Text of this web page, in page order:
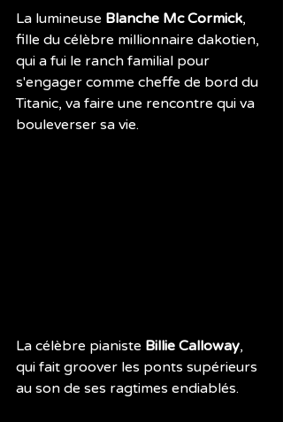
La lumineuse Blanche Mc Cormick,
fille du célèbre millionnaire dakotien,
qui a fui le ranch familial pour
s'engager comme cheffe de bord du
Titanic, va faire une rencontre qui va
bouleverser sa vie.
La célèbre pianiste Billie Calloway,
qui fait groover les ponts supérieurs
au son de ses ragtimes endiablés.